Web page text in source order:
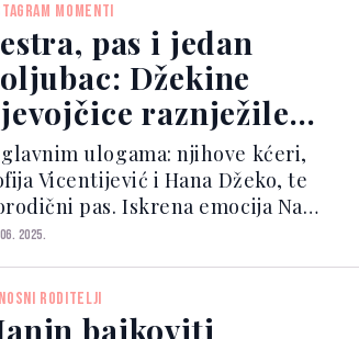
MOMENTI
pas i jedan
Džekine
raznježile
ulogama: njihove kćeri,
Vicentijević i Hana Džeko, te
pas. Iskrena emocija Na
Sofija i Hana u igri razmjenjuju
ostavio bez riječi dolazi kasnije –
nje...
2025.
RODITELJI
bajkoviti